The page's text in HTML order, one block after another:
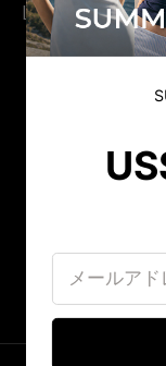
LINE限定 新作